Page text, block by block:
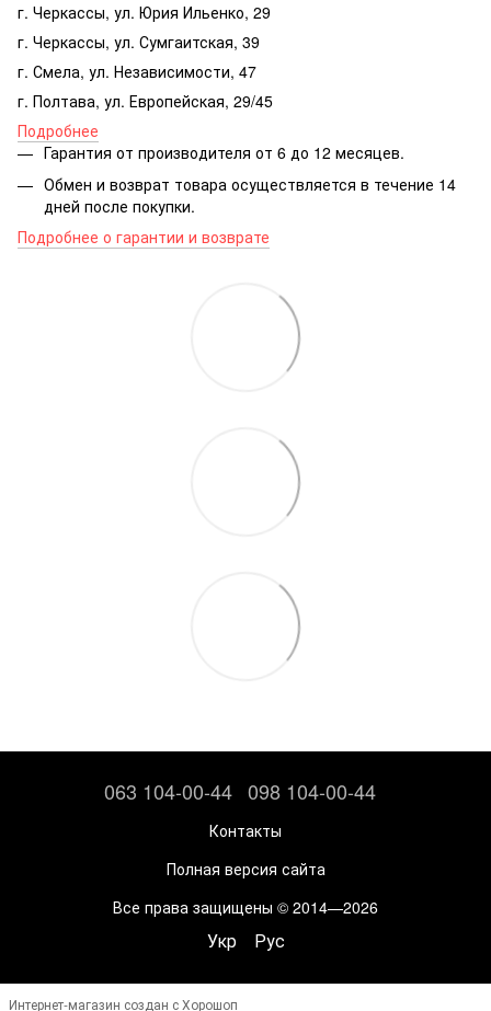
г. Черкассы, ул. Юрия Ильенко, 29
г. Черкассы, ул. Сумгаитская, 39
г. Смела, ул. Независимости, 47
г. Полтава, ул. Европейская, 29/45
Подробнее
Гарантия от производителя от 6 до 12 месяцев.
Обмен и возврат товара осуществляется в течение 14
дней после покупки.
Подробнее о гарантии и возврате
063 104-00-44 098 104-00-44
Контакты
Полная версия сайта
Все права защищены © 2014—2026
Укр Рус
Интернет-магазин создан с Хорошоп